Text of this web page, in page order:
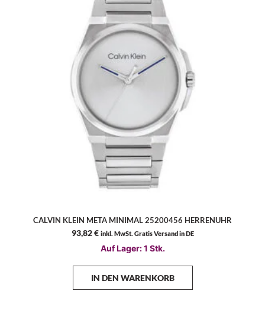
CALVIN KLEIN META MINIMAL 25200456 HERRENUHR
93,82€ inkl. MwSt. Gratis Versand in DE
Auf Lager: 1 Stk.
IN DEN WARENKORB